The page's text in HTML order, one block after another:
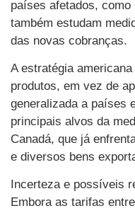
países afetados, como
também estudam
das novas cobranças.
A estratégia
produtos, em vez de
generalizada a países
principais alvos da
Canadá, que já
e diversos bens
Incerteza e possíveis
Embora as tarifas